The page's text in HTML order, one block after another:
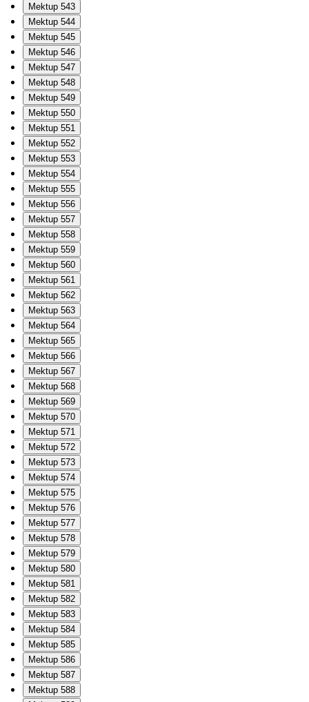
Mektup 543
Mektup 544
Mektup 545
Mektup 546
Mektup 547
Mektup 548
Mektup 549
Mektup 550
Mektup 551
Mektup 552
Mektup 553
Mektup 554
Mektup 555
Mektup 556
Mektup 557
Mektup 558
Mektup 559
Mektup 560
Mektup 561
Mektup 562
Mektup 563
Mektup 564
Mektup 565
Mektup 566
Mektup 567
Mektup 568
Mektup 569
Mektup 570
Mektup 571
Mektup 572
Mektup 573
Mektup 574
Mektup 575
Mektup 576
Mektup 577
Mektup 578
Mektup 579
Mektup 580
Mektup 581
Mektup 582
Mektup 583
Mektup 584
Mektup 585
Mektup 586
Mektup 587
Mektup 588